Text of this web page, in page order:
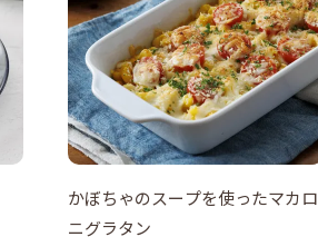
かぼちゃのスープを使ったマカロ
ニグラタン